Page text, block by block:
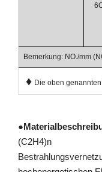
Bemerkung: NO./mm
♦ Die oben
●
(C2H4)n